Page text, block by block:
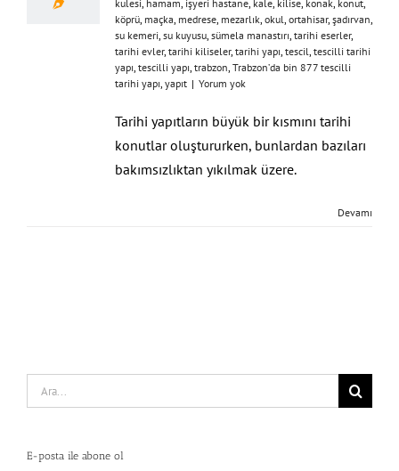
kulesi, hamam, işyeri hastane, kale, kilise, konak, konut,
köprü, maçka, medrese, mezarlık, okul, ortahisar, şadırvan,
su kemeri, su kuyusu, sümela manastırı, tarihi eserler,
tarihi evler, tarihi kiliseler, tarihi yapı, tescil, tescilli tarihi
yapı, tescilli yapı, trabzon, Trabzon’da bin 877 tescilli
tarihi yapı, yapıt | Yorum yok
Tarihi yapıtların büyük bir kısmını tarihi
konutlar oluştururken, bunlardan bazıları
bakımsızlıktan yıkılmak üzere.
Devamı
Search
for:
E-posta ile abone ol